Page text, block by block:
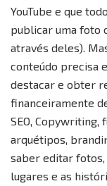
YouTube e que
publicar uma foto
através deles).
conteúdo precisa
destacar e obter
financeiramente
SEO, Copywriting,
arquétipos,
saber editar
lugares e as